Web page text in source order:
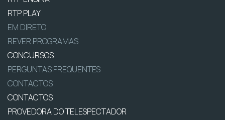
RTP PLAY
EM DIRETO
REVER PROGRAMAS
CONCURSOS
PERGUNTAS FREQUENTES
CONTACTOS
CONTACTOS
PROVEDORA DO TELESPECTADOR